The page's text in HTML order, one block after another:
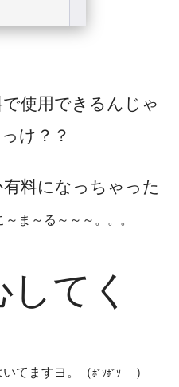
使用できるんじゃ
け？？
料になっちゃった
～ま～る～～～。。。
てく
いてますヨ。（ﾎﾞｿﾎﾞｿ･･･ ）